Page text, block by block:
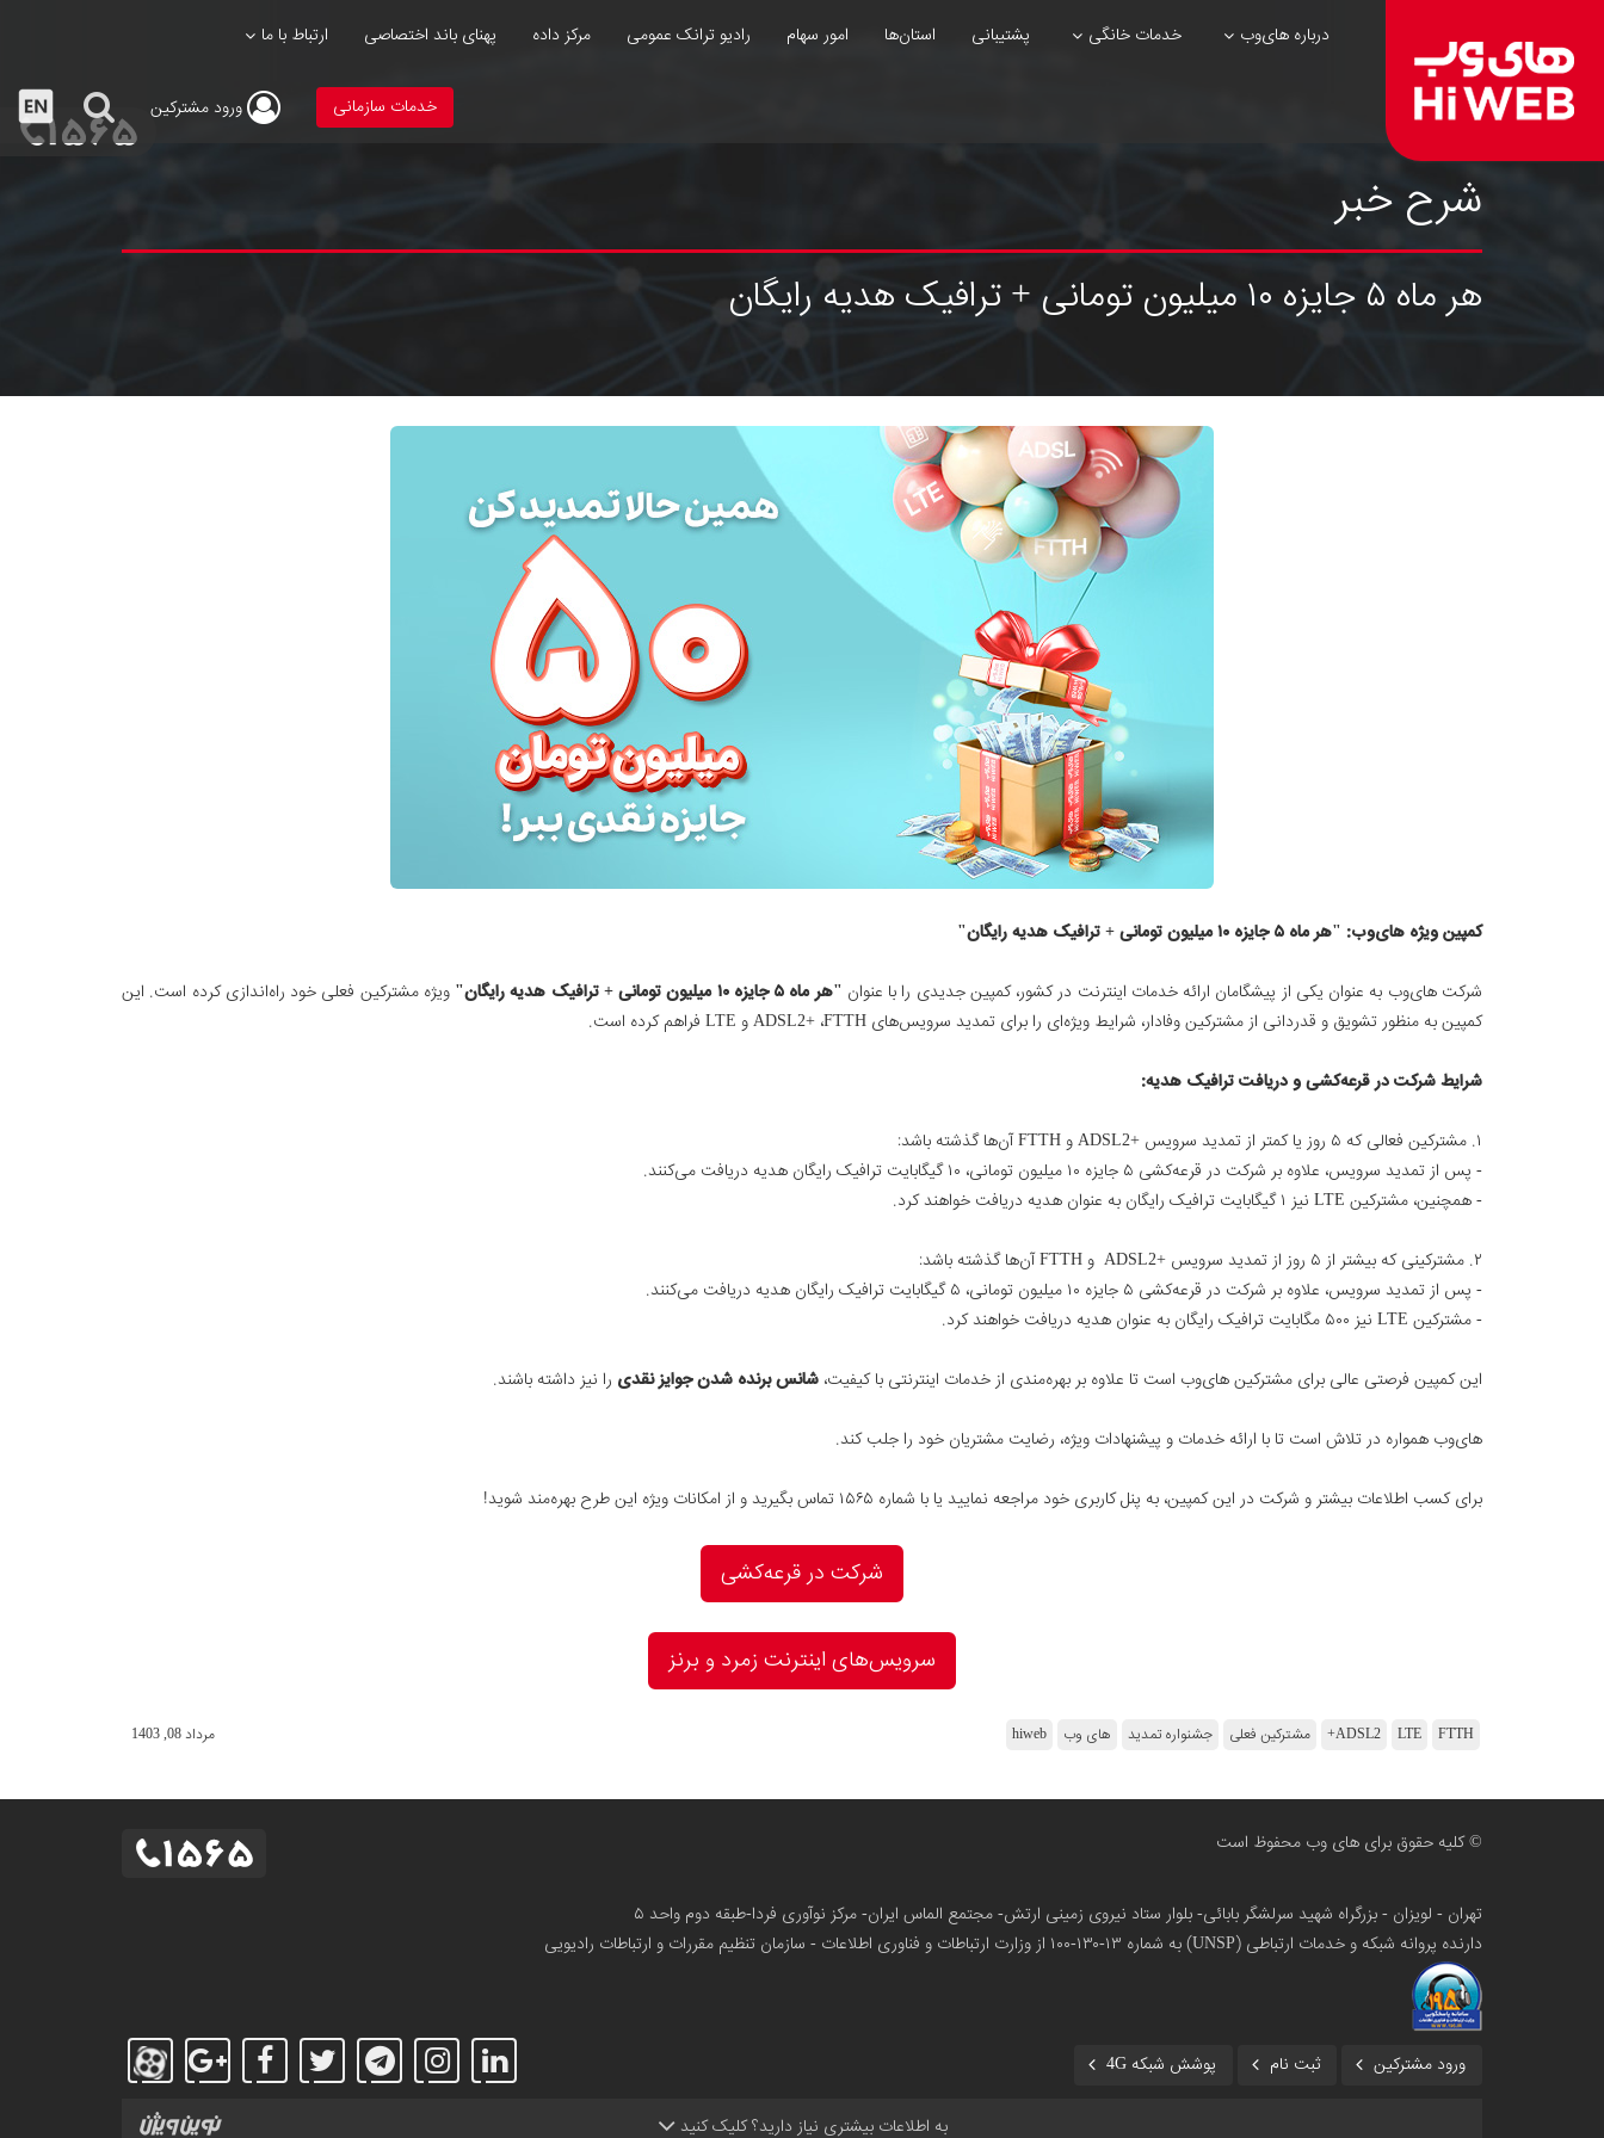
درباره های‌وب خدمات خانگی پشتیبانی استان‌ها امور سهام رادیو ترانک عمومی مرکز داده پهنای باند اختصاصی ارتباط با ما
ورود مشترکین خدمات سازمانی
شرح خبر
هر ماه ۵ جایزه ۱۰ میلیون تومانی + ترافیک هدیه رایگان
کمپین ویژه های‌وب: "هر ماه ۵ جایزه ۱۰ میلیون تومانی + ترافیک هدیه رایگان"
شرکت های‌وب به عنوان یکی از پیشگامان ارائه خدمات اینترنت در کشور، کمپین جدیدی را با عنوان "هر ماه ۵ جایزه ۱۰ میلیون تومانی + ترافیک هدیه رایگان"
ویژه مشترکین فعلی خود راه‌اندازی کرده است. این
کمپین به منظور تشویق و قدردانی از مشترکین وفادار، شرایط ویژه‌ای را برای تمدید سرویس‌های ADSL2+ ،FTTH و LTE فراهم کرده است.
شرایط شرکت در قرعه‌کشی و دریافت ترافیک هدیه:
۱. مشترکین فعالی که ۵ روز یا کمتر از تمدید سرویس + ADSL2و FTTH آن‌ها گذشته باشد:
- پس از تمدید سرویس، علاوه بر شرکت در قرعه‌کشی ۵ جایزه ۱۰ میلیون تومانی، ۱۰ گیگابایت ترافیک رایگان هدیه دریافت می‌کنند.
- همچنین، مشترکین LTE نیز ۱ گیگابایت ترافیک رایگان به عنوان هدیه دریافت خواهند کرد.
۲. مشترکینی که بیشتر از ۵ روز از تمدید سرویس +
ADSL2 و FTTH آن‌ها گذشته باشد:
- پس از تمدید سرویس، علاوه بر شرکت در قرعه‌کشی ۵ جایزه ۱۰ میلیون تومانی، ۵ گیگابایت ترافیک رایگان هدیه دریافت می‌کنند.
- مشترکین LTE نیز ۵۰۰ مگابایت ترافیک رایگان به عنوان هدیه
دریافت خواهند کرد.
این کمپین فرصتی عالی برای مشترکین های‌وب است تا علاوه بر بهره‌مندی از خدمات اینترنتی با کیفیت، شانس برنده شدن جوایز نقدی را نیز داشته باشند.
های‌وب همواره در تلاش است تا با ارائه خدمات و پیشنهادات ویژه، رضایت مشتریان خود را جلب کند.
برای کسب اطلاعات بیشتر و شرکت در این کمپین، به پنل کاربری خود مراجعه نمایید یا با شماره ۱۵۶۵ تماس بگیرید و از امکانات ویژه این طرح بهره‌مند شوید!
شرکت در قرعه‌کشی
سرویس‌های اینترنت زمرد و برنز
FTTH
LTE
ADSL2+ مشترکین فعلی جشنواره تمدید های وب hiweb مرداد 08, 1403
© کلیه حقوق برای های وب محفوظ است
تهران - لویزان - بزرگراه شهید سرلشگر بابائی- بلوار ستاد نیروی زمینی ارتش- مجتمع الماس ایران- مرکز نوآوری فردا-طبقه دوم واحد ۵
دارنده پروانه شبکه و خدمات ارتباطی (UNSP) به شماره ۱۳-۱۳۰-۱۰۰
از وزارت ارتباطات و فناوری اطلاعات - سازمان تنظیم مقررات و ارتباطات رادیویی
ورود مشترکین ثبت نام پوشش شبکه 4G
به اطلاعات بیشتری نیاز دارید؟ کلیک کنید
طراحی